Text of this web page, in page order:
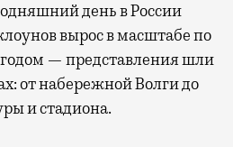
день в России
вырос в масштабе по
— представления шли
от набережной Волги до
и стадиона.